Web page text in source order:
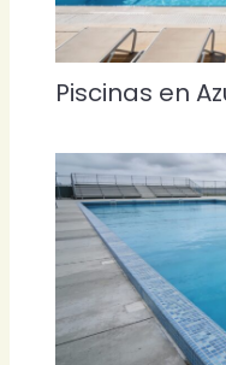
Piscinas en